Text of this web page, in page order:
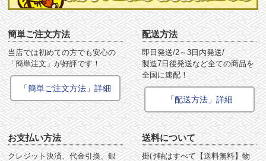
簡単ご注文方法
当店では初めての方でも安心の
「簡単注文」が好評です！
「簡単ご注文方法」詳細
配送方法
即日発送/2～3日内発送/
製造7日後発送など全ての商品を
全国に速配！
「配送方法」詳細
お支払い方法
クレジット決済、代金引換、銀
送料について
掛け軸はすべて【送料無料】物